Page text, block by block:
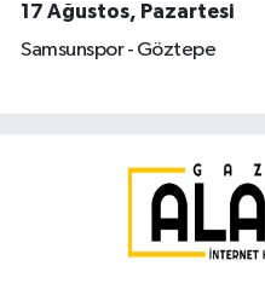
17 Ağustos, Pazartesi
Samsunspor - Göztepe